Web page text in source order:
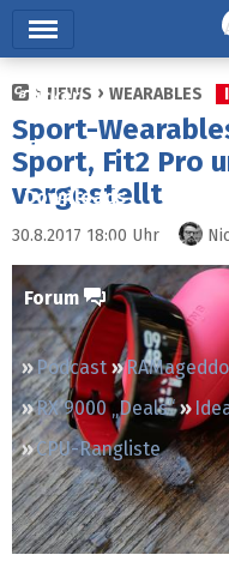
Ticker
Tests
Downloads
Preisvergleich
Forum
Podcast
RX 9000 „Deals“
CPU-Rangliste
NEWS WEARABLES
Sport-
Sport, Fit2 Pro
vorgestellt
30.8.2017 18:00 Uhr